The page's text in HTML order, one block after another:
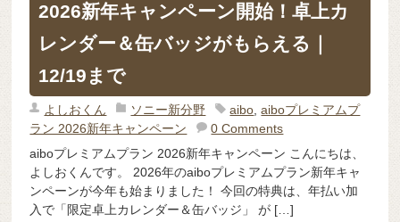
2026新年キャンペーン開始！卓上カ
レンダー＆缶バッジがもらえる｜
12/19まで
よしおくん ソニー新分野 aibo,aiboプレミアムプ
ラン 2026新年キャンペーン
0 Comments
aiboプレミアムプラン 2026新年キャンペーン こんにちは、
よしおくんです。 2026年のaiboプレミアムプラン新年キャ
ンペーンが今年も始まりました！ 今回の特典は、年払い加
入で「限定卓上カレンダー＆缶バッジ」 が […]